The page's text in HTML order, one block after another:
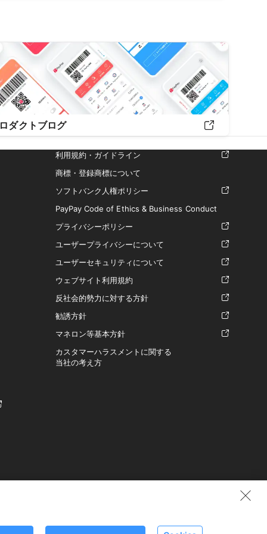
ダクトブログ
利用規約・ガイドライン
商標・登録商標について
ソフトバンク人権ポリシー
PayPay Code of Ethics & Business Conduct
プライバシーポリシー
ユーザープライバシーについて
ユーザーセキュリティについて
ウェブサイト利用規約
反社会的勢力に対する方針
勧誘方針
マネロン等基本方針
カスタマーハラスメントに関する
当社の考え方
号